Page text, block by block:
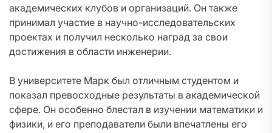
академических клубов и организаций. Он также
принимал участие в научно-исследовательских
проектах и получил несколько наград за свои
достижения в области инженерии.
В университете Марк был отличным студентом и
показал превосходные результаты в академической
сфере. Он особенно блестал в изучении математики и
физики, и его преподаватели были впечатлены его